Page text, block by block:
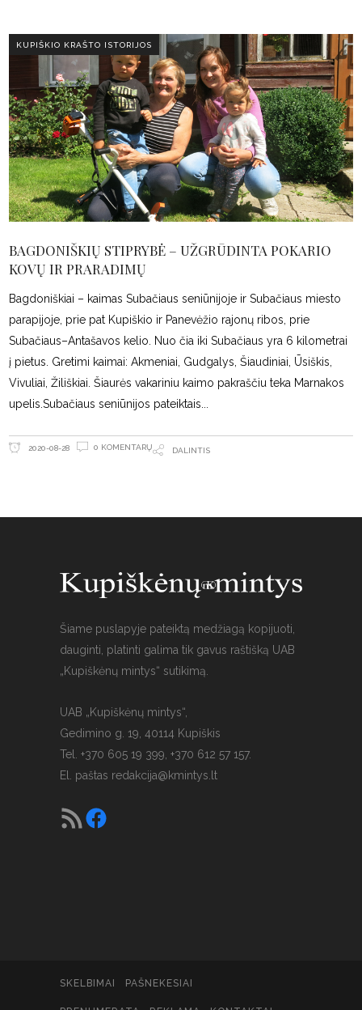
KUPIŠKIO KRAŠTO ISTORIJOS
BAGDONIŠKIŲ STIPRYBĖ – UŽGRŪDINTA POKARIO
KOVŲ IR PRARADIMŲ
Bagdoniškiai – kaimas Subačiaus seniūnijoje ir Subačiaus miesto
parapijoje, prie pat Kupiškio ir Panevėžio rajonų ribos, prie
Subačiaus–Antašavos kelio. Nuo čia iki Subačiaus yra 6 kilometrai
į pietus. Gretimi kaimai: Akmeniai, Gudgalys, Šiaudiniai, Ūsiškis,
Vivuliai, Žiliškiai. Šiaurės vakariniu kaimo pakraščiu teka Marnakos
upelis.Subačiaus seniūnijos pateiktais
2020-08-28 0 KOMENTARŲ DALINTIS
Šiame puslapyje pateiktą medžiagą kopijuoti,
dauginti, platinti galima tik gavus raštišką UAB
„Kupiškėnų mintys“ sutikimą.
UAB „Kupiškėnų mintys“,
Gedimino g. 19, 40114 Kupiškis
Tel. +370 605 19 399, +370 612 57 157.
El. paštas redakcija@kmintys.lt
SKELBIMAI PAŠNEKESIAI